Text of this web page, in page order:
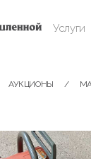
Услуги
АУКЦИОНЫ